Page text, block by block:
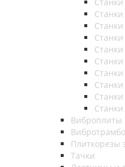
Виброплиты
Плиткорезы
Тачки